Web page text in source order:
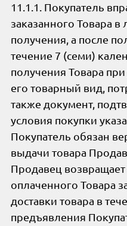
11.1.1. Покупатель
заказанного Товара
получения, а после
течение 7 (семи)
получения Товара
его товарный вид,
также документ,
условия покупки
Покупатель обязан
выдачи товара
Продавец
оплаченного Товара
доставки товара в
предъявления